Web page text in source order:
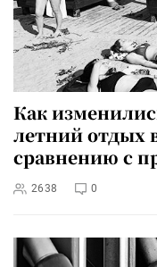
Как
летний отдых
сравнению с
2638 0